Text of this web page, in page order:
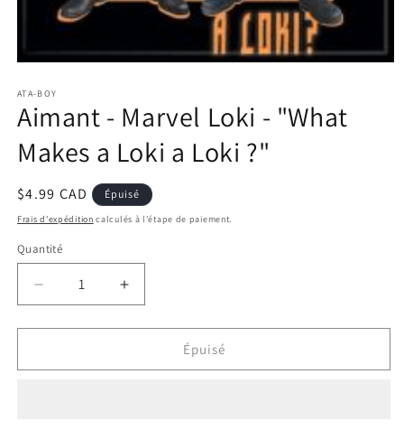
média
1
dans
fenêtre
modale
ATA-BOY
Aimant - Marvel Loki - "What
Makes a Loki a Loki ?"
Prix
habituel
$4.99 CAD Épuisé
Frais d'expédition calculés à l'étape de paiement.
Quantité
Réduire
la
quantité
Aimant
Augmenter
la
quantité
Aimant
Épuisé